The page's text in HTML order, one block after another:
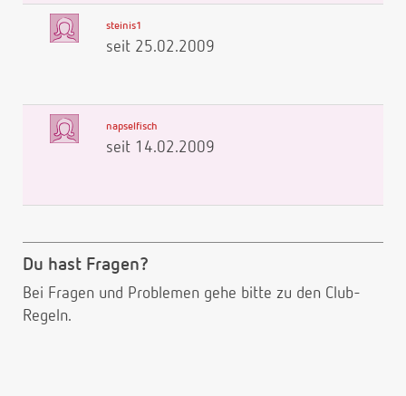
steinis1
seit 25.02.2009
napselfisch
seit 14.02.2009
Du hast Fragen?
Bei Fragen und Problemen gehe bitte zu den Club-
Regeln.